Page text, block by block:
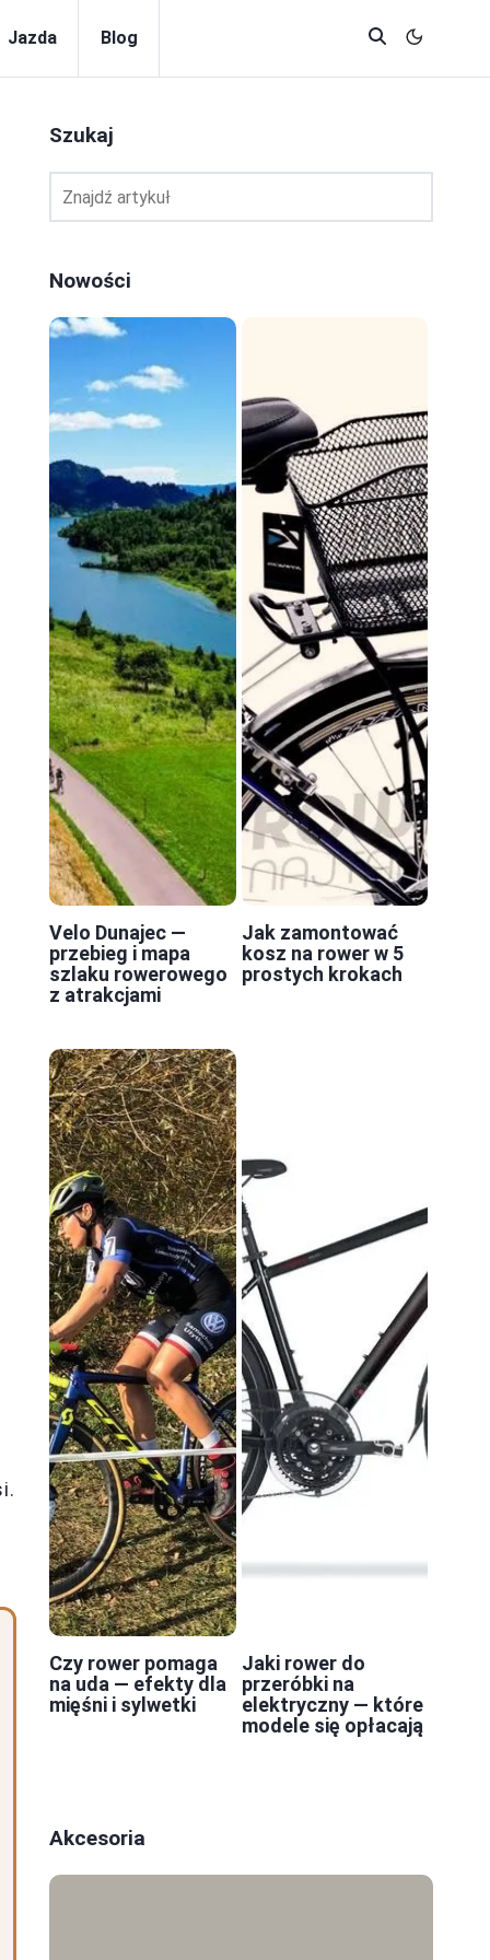
Jazda Blog
Szukaj
Nowości
Velo Dunajec —
przebieg i mapa
szlaku rowerowego
z atrakcjami
Jak zamontować
kosz na rower w 5
prostych krokach
Czy rower pomaga
na uda — efekty dla
mięśni i sylwetki
Jaki rower do
przeróbki na
elektryczny — które
modele się opłacają
Akcesoria